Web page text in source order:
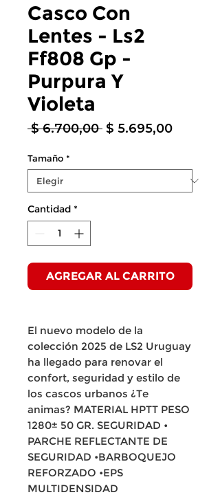
Casco Con
Lentes - Ls2
Ff808 Gp -
Purpura Y
Violeta
$ 6.700,00 Precio
$ 5.695,00Precio
Tamaño *
Cantidad *
AGREGAR AL CARRITO
El nuevo modelo de la
colección 2025 de LS2 Uruguay
ha llegado para renovar el
confort, seguridad y estilo de
los cascos urbanos ¿Te
animas? MATERIAL HPTT PESO
1280± 50 GR. SEGURIDAD •
PARCHE REFLECTANTE DE
SEGURIDAD •BARBOQUEJO
REFORZADO •EPS
MULTIDENSIDAD